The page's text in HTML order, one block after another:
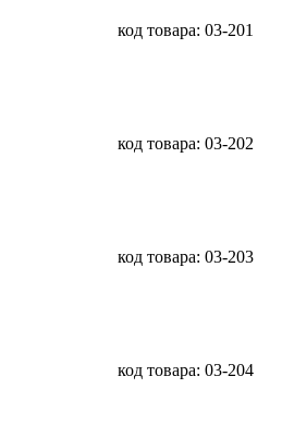
код товара: 03-201
код товара: 03-202
код товара: 03-203
код товара: 03-204